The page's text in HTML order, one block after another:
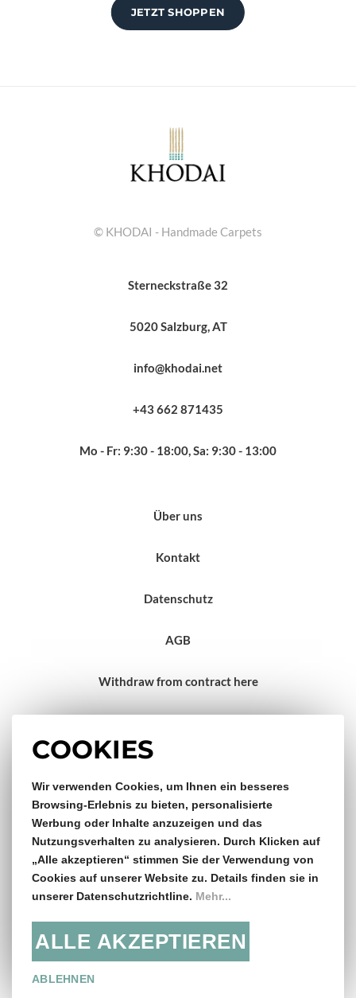
JETZT SHOPPEN
COOKIES
Wir verwenden Cookies, um Ihnen ein besseres
Browsing-Erlebnis zu bieten, personalisierte
Werbung oder Inhalte anzuzeigen und das
Nutzungsverhalten zu analysieren. Durch Klicken auf
„Alle akzeptieren“ stimmen Sie der Verwendung von
Cookies auf unserer Website zu. Details finden sie in
unserer Datenschutzrichtline. Mehr...
ALLE AKZEPTIEREN
ABLEHNEN
© KHODAI - Handmade Carpets
Sterneckstraße 32
5020 Salzburg, AT
info@khodai.net
+43 662 871435
Mo - Fr: 9:30 - 18:00, Sa: 9:30 - 13:00
Über uns
Kontakt
Datenschutz
AGB
Withdraw from contract here
Gratis Versand & Rückversand
ab €150,- Bestellwert
14 Tage Rückgaberecht